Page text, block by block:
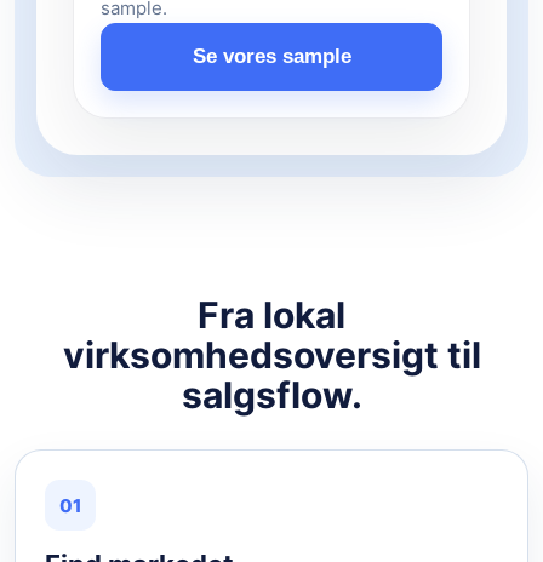
sample.
Se vores sample
Fra lokal
virksomhedsoversigt til
salgsflow.
01